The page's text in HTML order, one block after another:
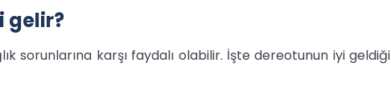
gelir?
sorunlarına karşı faydalı olabilir. İşte dereotunun iyi geldiği